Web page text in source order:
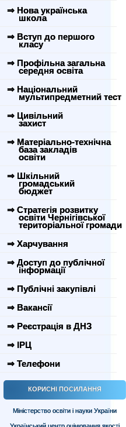
⇒ Нова українська
школа
⇒ Вступ до першого
класу
⇒ Профільна загальна
середня освіта
⇒ Національний
мультипредметний тест
⇒ Цивільний
захист
⇒ Матеріально-технічна
база закладів
освіти
⇒ Шкільний
громадський
бюджет
⇒ Стратегія розвитку
освіти Чернігівської
територіальної громади
⇒ Харчування
⇒ Доступ до публічної
інформації
⇒ Публічні закупівлі
⇒ Вакансії
⇒ Реєстрація в ДНЗ
⇒ ІРЦ
⇒ Телефони
КОРИСНІ ПОСИЛАННЯ
Міністерство освіти і науки України